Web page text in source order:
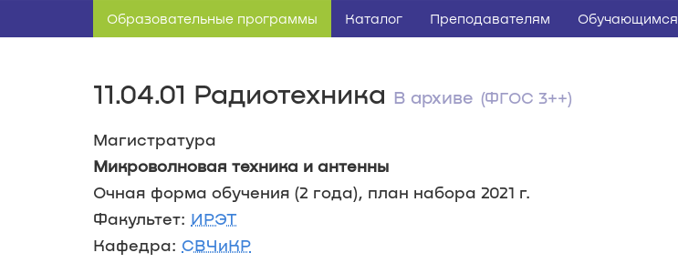
Образовательные программы Каталог Преподавателям Обучающимся
11.04.01 Радиотехника В архиве (ФГОС 3++)
Магистратура
Микроволновая техника и антенны
Очная форма обучения (2 года), план набора 2021 г.
Факультет: ИРЭТ
Кафедра: СВЧиКР